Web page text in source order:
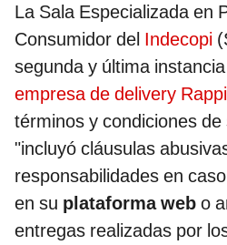
La Sala Especializada en
Consumidor del Indecopi
segunda y última
empresa de delivery Rappi
términos y condiciones
"incluyó cláusulas
responsabilidades en
en su plataforma web o
entregas realizadas por